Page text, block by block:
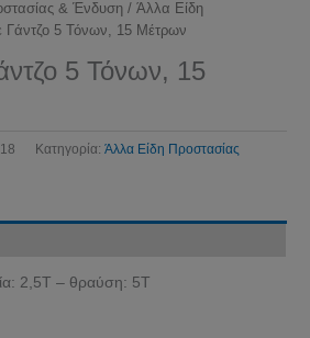
& Ένδυση /Άλλα Είδη
Γάντζο 5 Τόνων, 15 Μέτρων
5 Τόνων, 15
Κατηγορία:Άλλα Είδη Προστασίας
2,5Τ – θραύση: 5Τ